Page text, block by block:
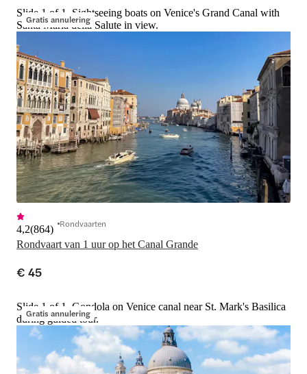
Gratis annulering
Slide 1 of 1, Sightseeing boats on Venice's Grand Canal with
Santa Maria della Salute in view.
Rondvaart van 1 uur op het Canal Grande
4,2(864) Rondvaarten
€ 45
Gratis annulering
Slide 1 of 1, Gondola on Venice canal near St. Mark's Basilica
during guided tour.